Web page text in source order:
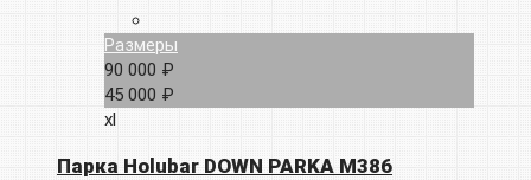
Размеры
90 000 ₽
45 000 ₽
xl
Парка Holubar DOWN PARKA M386